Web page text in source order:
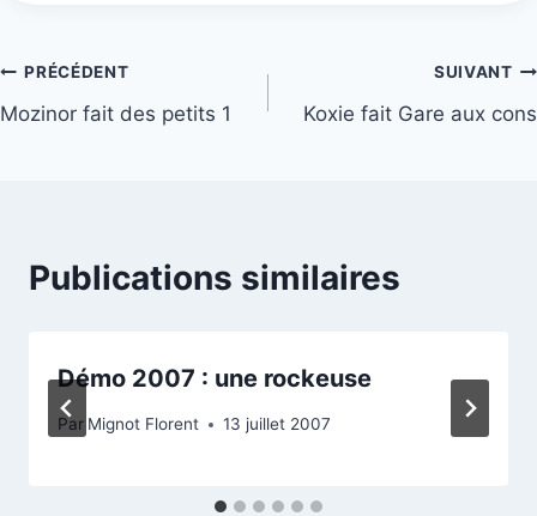
Navigation
de
PRÉCÉDENT
Mozinor fait des petits 1
SUIVANT
Koxie fait Gare aux cons
Publications similaires
Démo 2007 : une rockeuse
Par Mignot Florent 13 juillet 2007